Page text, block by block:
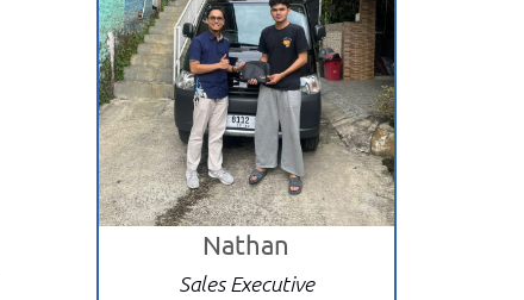
Nathan
Sales Executive